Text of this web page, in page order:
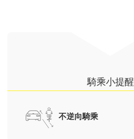
騎乘小提醒
不逆向騎乘